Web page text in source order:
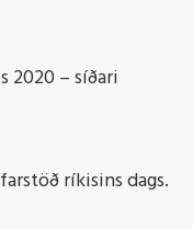
2020 – síðari
ríkisins dags.